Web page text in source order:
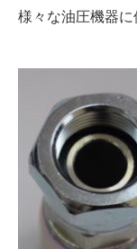
様々な油圧機器に